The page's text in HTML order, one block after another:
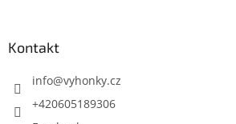
Kontakt
info@vyhonky.cz
+420605189306